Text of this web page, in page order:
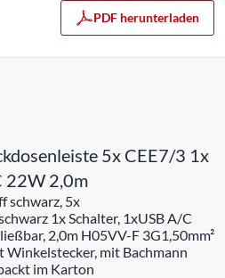
PDF herunterladen
5x CEE7/3 1x
22W 2,0m
schwarz, 5x
1x Schalter, 1xUSB A/C
2,0m H05VV-F 3G1,50mm²
mit Bachmann
im Karton